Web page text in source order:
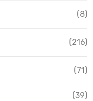
(8)
(216)
(71)
(39)